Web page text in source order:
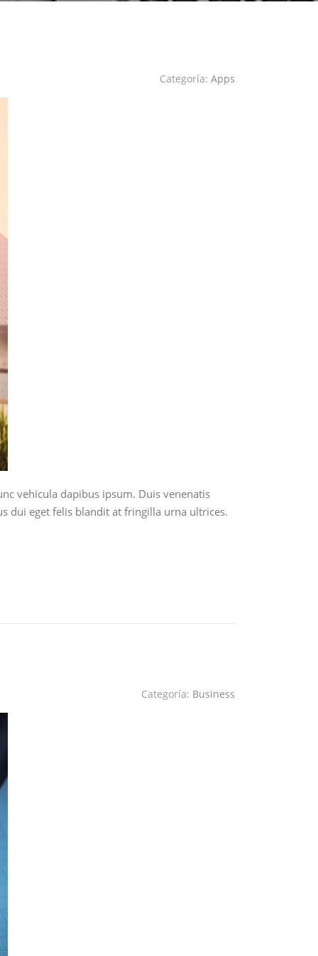
Categoría: Apps
vehicula dapibus ipsum. Duis venenatis
dui eget felis blandit at fringilla urna ultrices.
Categoría: Business